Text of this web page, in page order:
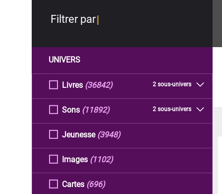
Filtrer par
UNIVERS
Livres 2 sous-univers
(36842)
Sons 2 sous-univers
(11892)
Jeunesse (3948)
Images (1102)
Cartes (696)